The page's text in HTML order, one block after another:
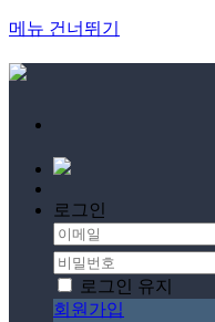
메뉴 건너뛰기
로그인
로그인 유지
회원가입